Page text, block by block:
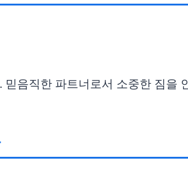
음직한 파트너로서 소중한 짐을